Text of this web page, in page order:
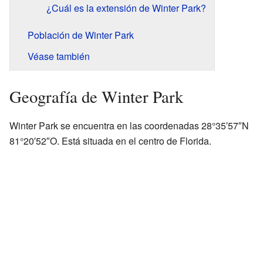
¿Cuál es la extensión de Winter Park?
Población de Winter Park
Véase también
Geografía de Winter Park
Winter Park se encuentra en las coordenadas 28°35′57″N
81°20′52″O. Está situada en el centro de Florida.